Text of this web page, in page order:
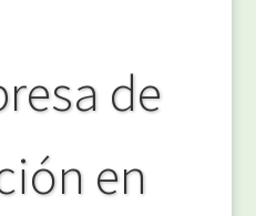
de
en